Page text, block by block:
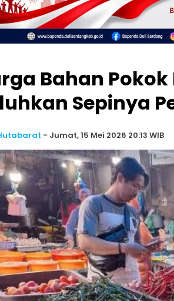
Bahan
Sepinya
- Jumat, 15 Mei 2026 20:13 WIB